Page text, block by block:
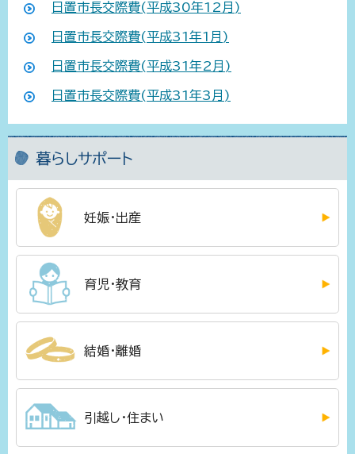
日置市長交際費(平成30年12月)
日置市長交際費(平成31年1月)
日置市長交際費(平成31年2月)
日置市長交際費(平成31年3月)
暮らしサポート
妊娠・出産
育児・教育
結婚・離婚
引越し・住まい